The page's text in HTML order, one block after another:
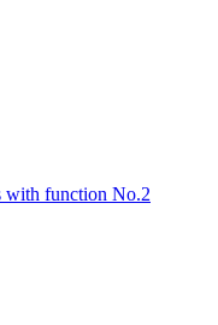
with function No.2